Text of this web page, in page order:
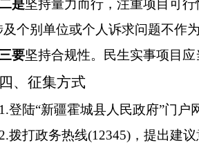
是坚持量力而行，注重项目可行
及个别单位或个人诉求问题不作为
三要坚持合规性。民生实事项目
四、征集方式
1.登陆“新疆霍城县人民政府”门户
2.拨打政务热线(12345) ，提出建议